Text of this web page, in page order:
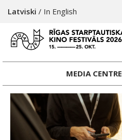
Latviski / In English
MEDIA CENTRE